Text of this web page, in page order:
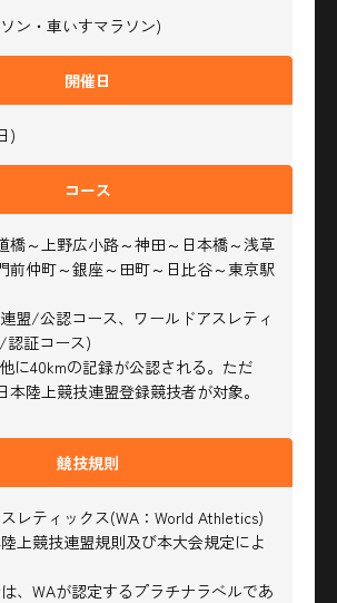
ン・車いすマラソン)
開催日
)
コース
橋～上野広小路～神田～日本橋～浅草
前仲町～銀座～田町～日比谷～東京駅
盟/公認コース、ワールドアスレティ
認証コース)
に40kmの記録が公認される。ただ
本陸上競技連盟登録競技者が対象。
競技規則
レティックス(WA：World Athletics)
上競技連盟規則及び本大会規定によ
、WAが認定するプラチナラベルであ